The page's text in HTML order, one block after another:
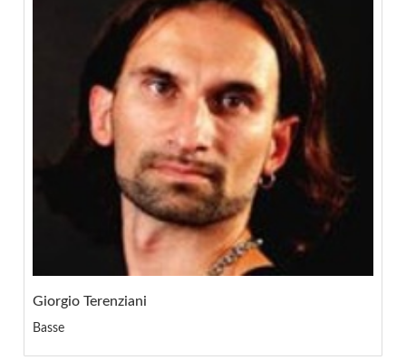
Giorgio Terenziani
Basse